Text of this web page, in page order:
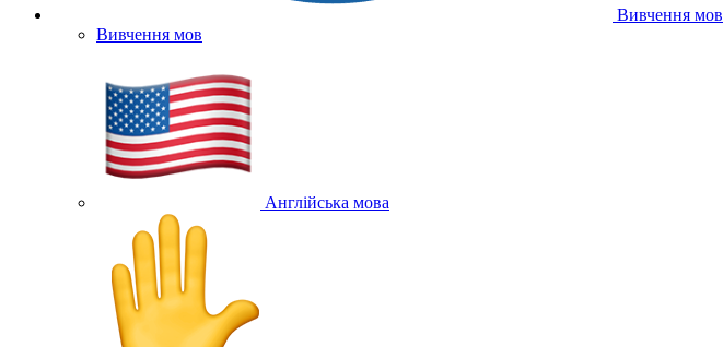
Вивчення мов
Вивчення мов
Англійська мова